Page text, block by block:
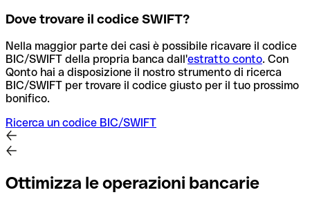
Dove trovare il codice SWIFT?
Nella maggior parte dei casi è possibile ricavare il codice
BIC/SWIFT della propria banca dall'estratto conto. Con
Qonto hai a disposizione il nostro strumento di ricerca
BIC/SWIFT per trovare il codice giusto per il tuo prossimo
bonifico.
Ricerca un codice BIC/SWIFT
Ottimizza le operazioni bancarie